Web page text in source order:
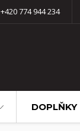
+420 774 944 234
DOPLŇKY